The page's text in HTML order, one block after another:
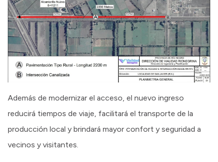
Además de modernizar el acceso, el nuevo ingreso
reducirá tiempos de viaje, facilitará el transporte de la
producción local y brindará mayor confort y seguridad a
vecinos y visitantes.